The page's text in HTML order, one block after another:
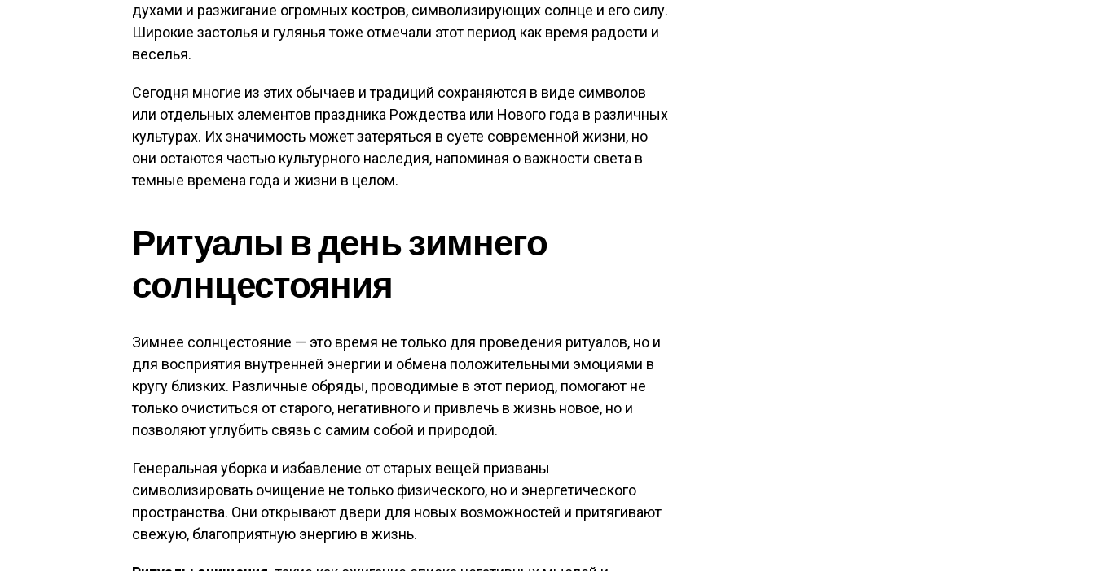
духами и разжигание огромных костров, символизирующих солнце и его силу.
Широкие застолья и гулянья тоже отмечали этот период как время радости и
веселья.
Сегодня многие из этих обычаев и традиций сохраняются в виде символов
или отдельных элементов праздника Рождества или Нового года в различных
культурах. Их значимость может затеряться в суете современной жизни, но
они остаются частью культурного наследия, напоминая о важности света в
темные времена года и жизни в целом.
Ритуалы в день зимнего
солнцестояния
Зимнее солнцестояние — это время не только для проведения ритуалов, но и
для восприятия внутренней энергии и обмена положительными эмоциями в
кругу близких. Различные обряды, проводимые в этот период, помогают не
только очиститься от старого, негативного и привлечь в жизнь новое, но и
позволяют углубить связь с самим собой и природой.
Генеральная уборка и избавление от старых вещей призваны
символизировать очищение не только физического, но и энергетического
пространства. Они открывают двери для новых возможностей и притягивают
свежую, благоприятную энергию в жизнь.